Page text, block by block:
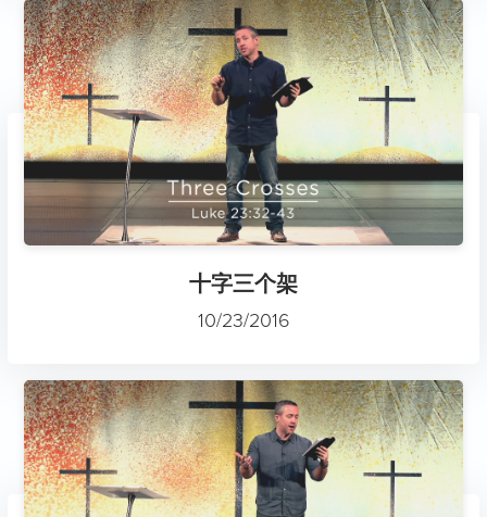
十字三个架
10/23/2016